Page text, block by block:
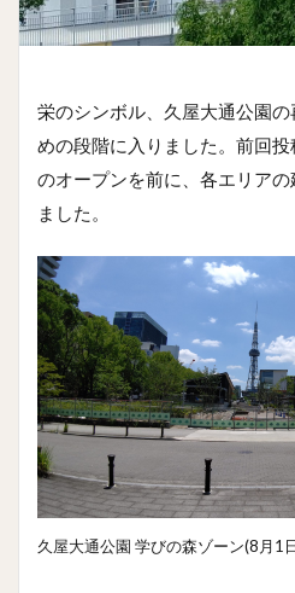
栄のシンボル、久屋大通公園
めの段階に入りました。前回
のオープンを前に、各エリア
ました。
久屋大通公園 学びの森ゾーン(8月1